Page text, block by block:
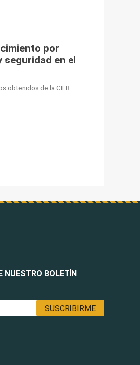
por
seguridad en el
obtenidos de la CIER.
NUESTRO BOLETÍN